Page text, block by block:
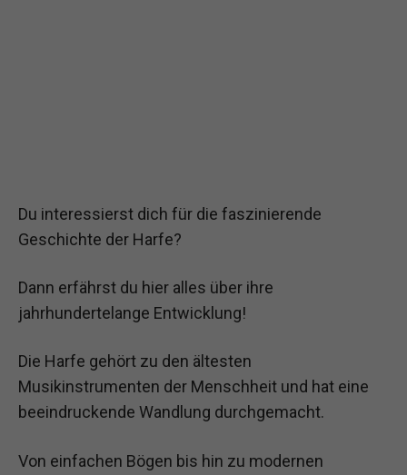
Du interessierst dich für die faszinierende
Geschichte der Harfe?
Dann erfährst du hier alles über ihre
jahrhundertelange Entwicklung!
Die Harfe gehört zu den ältesten
Musikinstrumenten der Menschheit und hat eine
beeindruckende Wandlung durchgemacht.
Von einfachen Bögen bis hin zu modernen